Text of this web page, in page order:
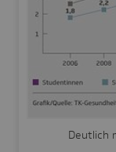
Deutlich